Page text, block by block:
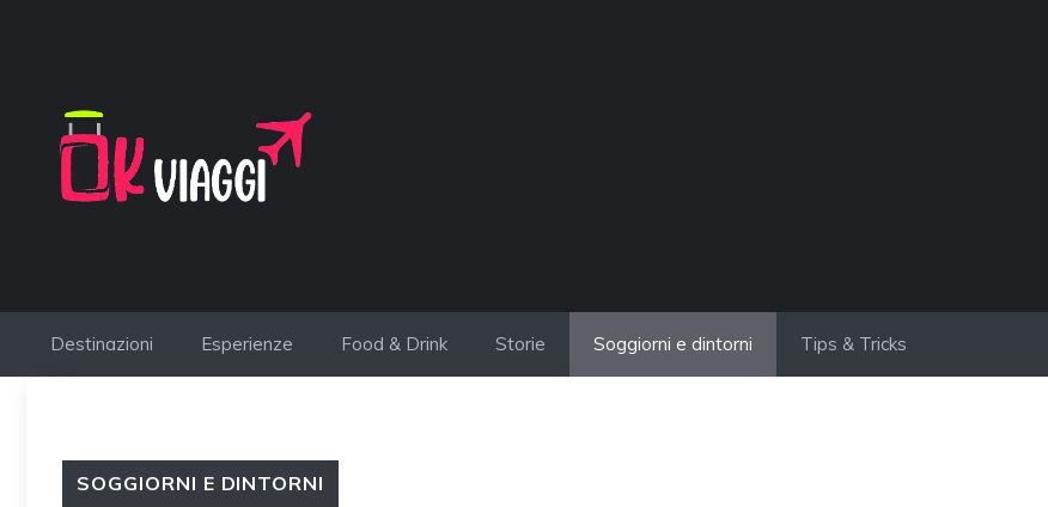
Destinazioni Esperienze Food & Drink Storie Soggiorni e dintorni Tips & Tricks
SOGGIORNI E DINTORNI